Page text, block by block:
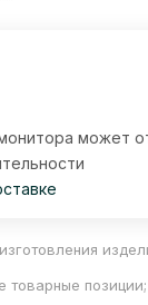
может
товарные позиции;